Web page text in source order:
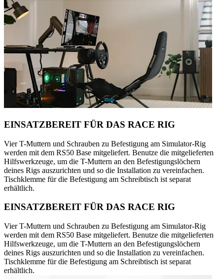
EINSATZBEREIT FÜR DAS RACE RIG
Vier T-Muttern und Schrauben zu Befestigung am Simulator-Rig
werden mit dem RS50 Base mitgeliefert. Benutze die mitgelieferten
Hilfswerkzeuge, um die T-Muttern an den Befestigungslöchern
deines Rigs auszurichten und so die Installation zu vereinfachen.
Tischklemme für die Befestigung am Schreibtisch ist separat
erhältlich.
EINSATZBEREIT FÜR DAS RACE RIG
Vier T-Muttern und Schrauben zu Befestigung am Simulator-Rig
werden mit dem RS50 Base mitgeliefert. Benutze die mitgelieferten
Hilfswerkzeuge, um die T-Muttern an den Befestigungslöchern
deines Rigs auszurichten und so die Installation zu vereinfachen.
Tischklemme für die Befestigung am Schreibtisch ist separat
erhältlich.